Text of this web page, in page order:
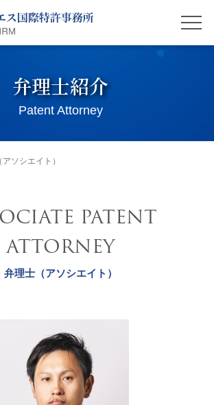
弁理士紹介
Patent Attorney
ソシエイト）
PATENT
ATTORNEY
弁理士（アソシエイト）